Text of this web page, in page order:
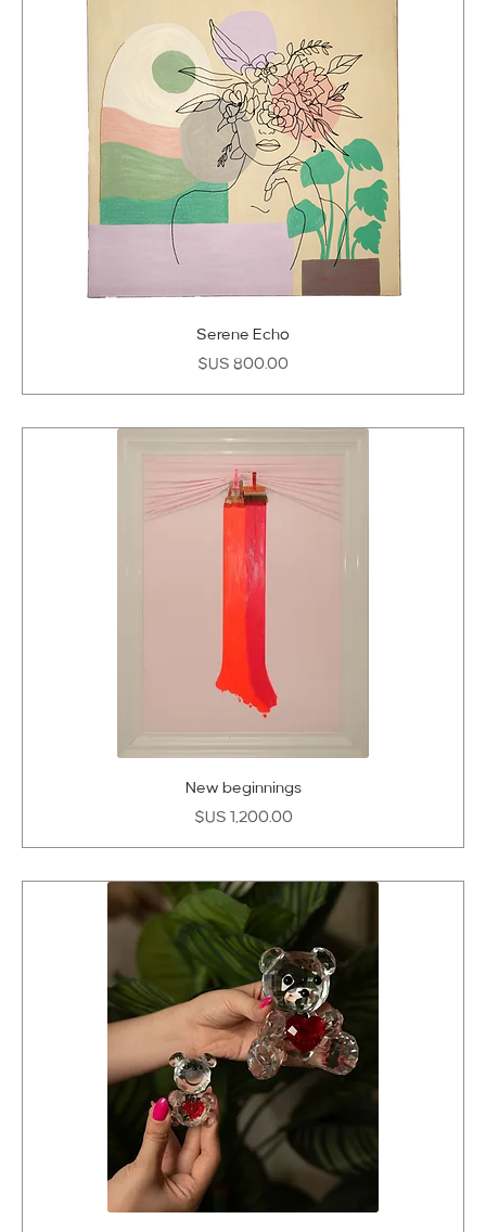
Serene Echo
السعر
New beginnings
السعر‏1,200.00 US$